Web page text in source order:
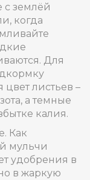
с землёй
когда
Для
листьев –
а темные
калия.
Как
мульчи
удобрения в
в жаркую